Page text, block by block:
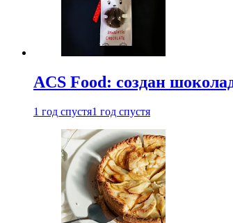
ACS Food: создан
1 год спустя1 год спустя